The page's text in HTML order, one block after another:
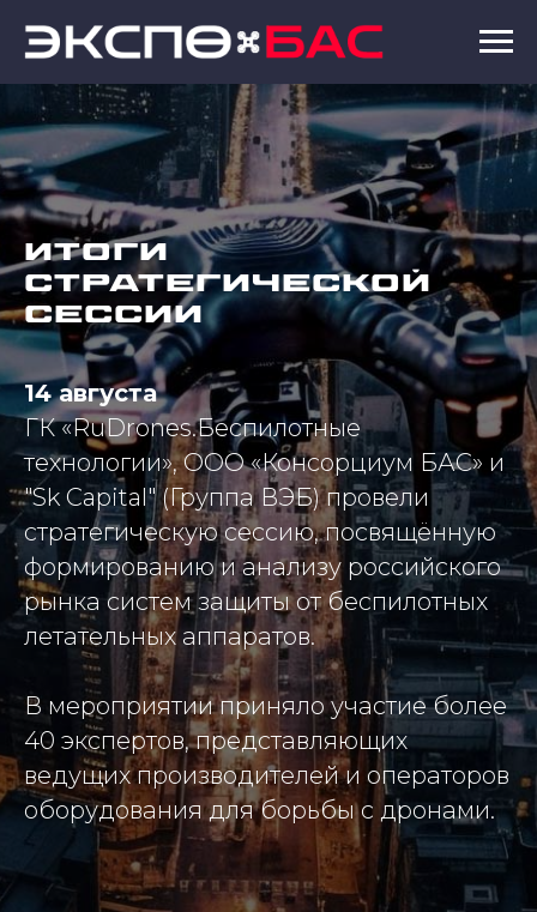
ИТОГИ
СТРАТЕГИЧЕСКОЙ
СЕССИИ
14 августа
ГК «RuDrones.Беспилотные
технологии», ООО «Консорциум БАС» и
"Sk Capital" (Группа ВЭБ) провели
стратегическую сессию, посвящённую
формированию и анализу российского
рынка систем защиты от беспилотных
летательных аппаратов.
В мероприятии приняло участие более
40 экспертов, представляющих
ведущих производителей и операторов
оборудования для борьбы с дронами.